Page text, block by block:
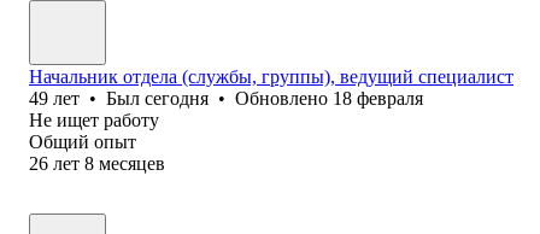
Начальник отдела (службы, группы), ведущий специалист
49 лет • Был сегодня • Обновлено 18 февраля
Не ищет работу
Общий опыт
26 лет 8 месяцев